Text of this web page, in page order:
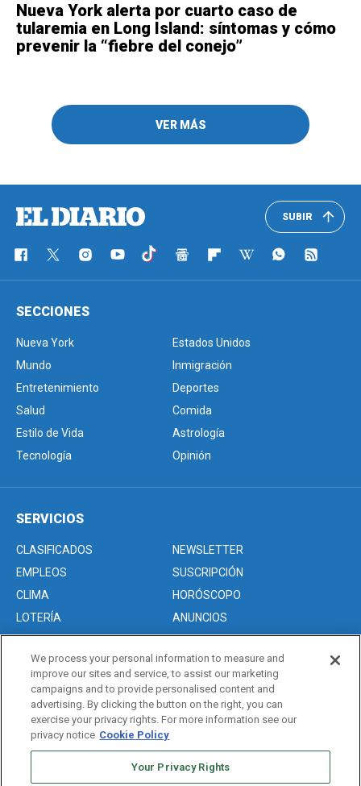
Nueva York alerta por cuarto caso de
tularemia en Long Island: síntomas y cómo
prevenir la “fiebre del conejo”
VER MÁS
SUBIR
SECCIONES
Nueva York
Estados Unidos
Mundo
Inmigración
Entretenimiento
Deportes
Salud
Comida
Estilo de Vida
Astrología
Tecnología
Opinión
SERVICIOS
CLASIFICADOS
NEWSLETTER
EMPLEOS
SUSCRIPCIÓN
CLIMA
HORÓSCOPO
LOTERÍA
ANUNCIOS
Acerca de nosotros
Advertise with Us/Anuncios
Politica de Privacidad
Editorial Guidelines
We process your personal information to measure and
improve our sites and service, to assist our marketing
campaigns and to provide personalised content and
advertising. By clicking the button on the right, you can
exercise your privacy rights. For more information see our
privacy notice Cookie Policy
Your Privacy Rights